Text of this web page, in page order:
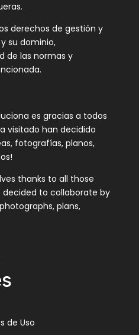
derechos de gestión y
su dominio,
de las normas y
es gracias a todos
visitado han decidido
fotografías, planos,
thanks to all those
to collaborate by
plans,
de Uso